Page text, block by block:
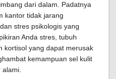
dari dalam. Padatnya
kantor tidak jarang
stres psikologis yang
Anda stres, tubuh
kortisol yang dapat merusak
kemampuan sel kulit